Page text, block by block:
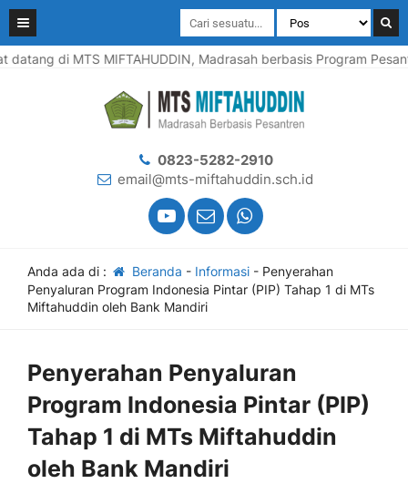
di MTS MIFTAHUDDIN, Madrasah berbasis Program
0823-5282-2910
email@mts-miftahuddin.sch.id
Anda ada di : Beranda - Informasi- Penyerahan
Penyaluran Program Indonesia Pintar (PIP) Tahap 1 di MTs
Miftahuddin oleh Bank Mandiri
Penyerahan Penyaluran
Program Indonesia Pintar (PIP)
Tahap 1 di MTs Miftahuddin
oleh Bank Mandiri